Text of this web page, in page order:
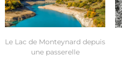
Le Lac de Monteynard depuis
une passerelle